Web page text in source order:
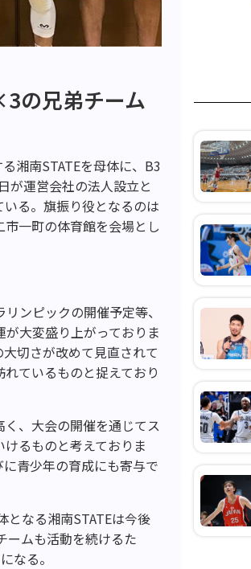
の兄弟チーム
湘南STATEを母体に、B3
が運営会社の法人設立と
る。旗振り役となるのは
一町の体育館を会場とし
ンピックの開催予定等、
大変盛り上がっておりま
切さが改めて見直されて
ているものと捉えており
く、大会の開催を通じてス
るものと考えておりま
青少年の育成にも寄与で
となる湘南STATEは今後
ムも活動を続けるた
なる。